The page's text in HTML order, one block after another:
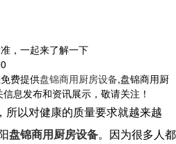
，一起来了解一下
费提供盘锦商用厨房设备,盘锦商用厨
息发布和资讯展示，敬请关注！
所以对健康的质量要求就越来越
盘锦商用厨房设备。因为很多人都